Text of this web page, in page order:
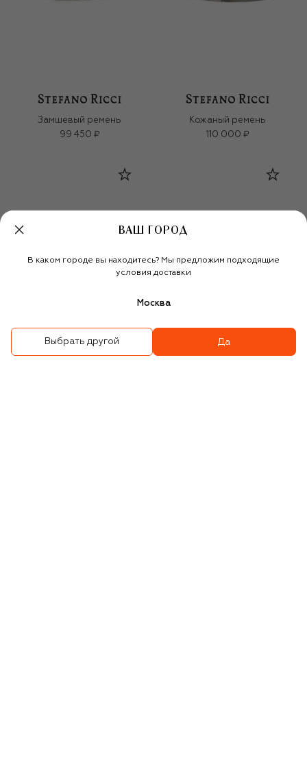
Замшевый ремень
99 450 ₽
Кожаный ремень
110 000 ₽
ВАШ ГОРОД
В каком городе вы находитесь? Мы предложим подходящие
условия доставки
Москва
Выбрать другой Да